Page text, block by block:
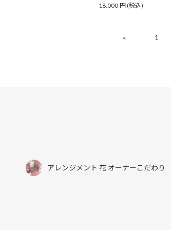
18,000 円(税込)
« 1
アレンジメント 花 オーナーこだわり